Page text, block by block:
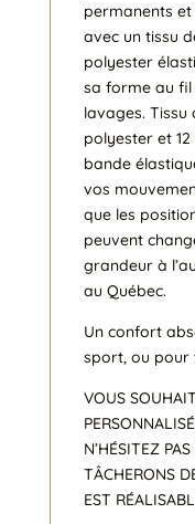
permanents
avec un tissu
polyester
sa forme au fil
lavages. Tissu
polyester et 12
bande
vos
que les
peuvent
grandeur à
au Québec.
Un confort
sport, ou pour
VOUS
N’HÉSITEZ
TÂCHERONS
EST